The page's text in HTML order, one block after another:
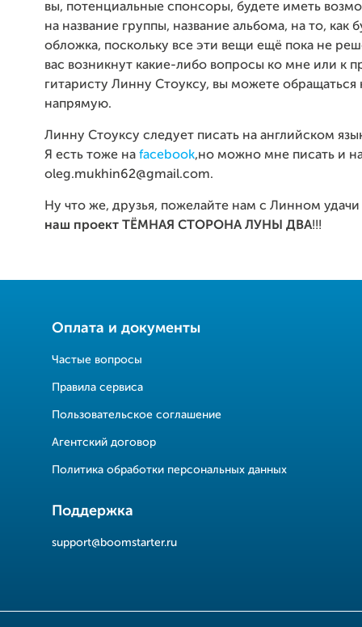
вы, потенциальные спонсоры, будете иметь
на название группы, название альбома, на то, как
обложка, поскольку все эти вещи ещё пока не
вас возникнут какие-либо вопросы ко мне или к
гитаристу Линну Стоуксу, вы можете обращаться
напрямую.
Линну Стоуксу следует писать на английском
Я есть тоже на facebook,но можно мне писать и
oleg.mukhin62@gmail.com.
Ну что же, друзья, пожелайте нам с Линном
наш проект ТЁМНАЯ СТОРОНА ЛУНЫ ДВА!!!
Оплата и документы
Частые вопросы
Правила сервиса
Пользовательское соглашение
Агентский договор
Политика обработки персональных данных
Поддержка
support@boomstarter.ru